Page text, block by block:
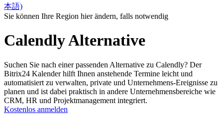
本語)
Sie können Ihre Region hier ändern, falls notwendig
Calendly Alternative
Suchen Sie nach einer passenden Alternative zu Calendly? Der
Bitrix24 Kalender hilft Ihnen anstehende Termine leicht und
automatisiert zu verwalten, private und Unternehmens-Ereignisse zu
planen und ist dabei praktisch in andere Unternehmensbereiche wie
CRM, HR und Projektmanagement integriert.
Kostenlos anmelden